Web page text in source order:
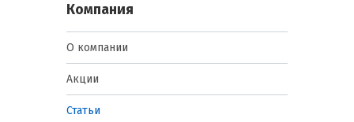
Компания
О компании
Акции
Статьи